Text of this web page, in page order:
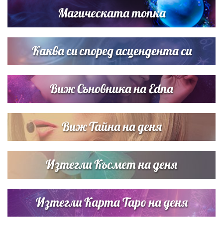
Магическата топка
Каква си според асцендента си
Виж Съновника на Edna
Виж Тайна на деня
Изтегли Късмет на деня
Изтегли Карта Таро на деня